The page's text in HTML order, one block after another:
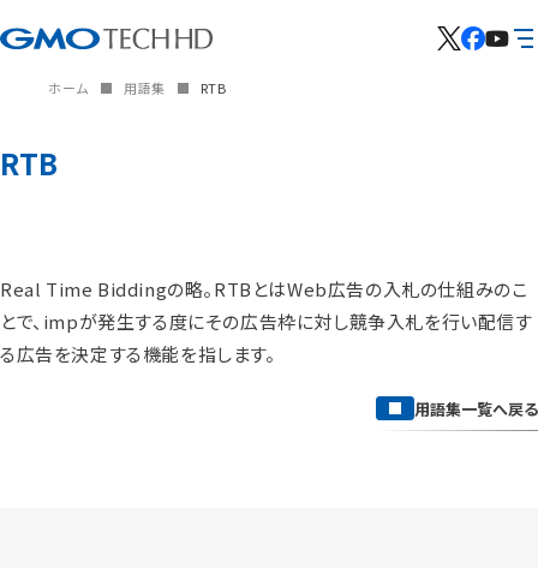
ホーム 用語集 RTB
RTB
Real Time Biddingの略。RTBとはWeb広告の入札の仕組みのこ
とで、impが発生する度にその広告枠に対し競争入札を行い配信す
る広告を決定する機能を指します。
用語集一覧へ戻る